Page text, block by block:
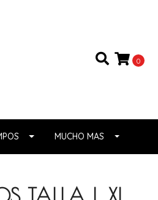
0
MUCHO MAS